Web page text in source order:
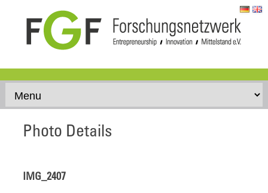
Skip to content
Photo Details
IMG_2407